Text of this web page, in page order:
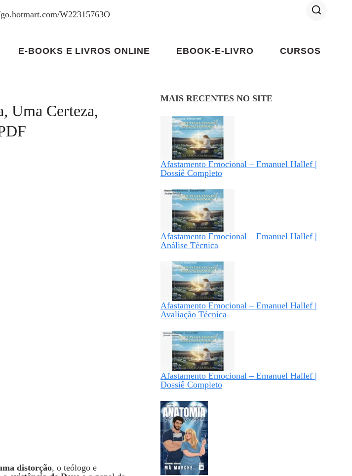
E-BOOKS E LIVROS ONLINE EBOOK-E-LIVRO CURSOS
Uma Certeza,
distorção, o teólogo e
MAIS RECENTES NO SITE
Afastamento Emocional – Emanuel Hallef |
Dossiê Completo
Afastamento Emocional – Emanuel Hallef |
Análise Técnica
Afastamento Emocional – Emanuel Hallef |
Avaliação Técnica
Afastamento Emocional – Emanuel Hallef |
Dossiê Completo